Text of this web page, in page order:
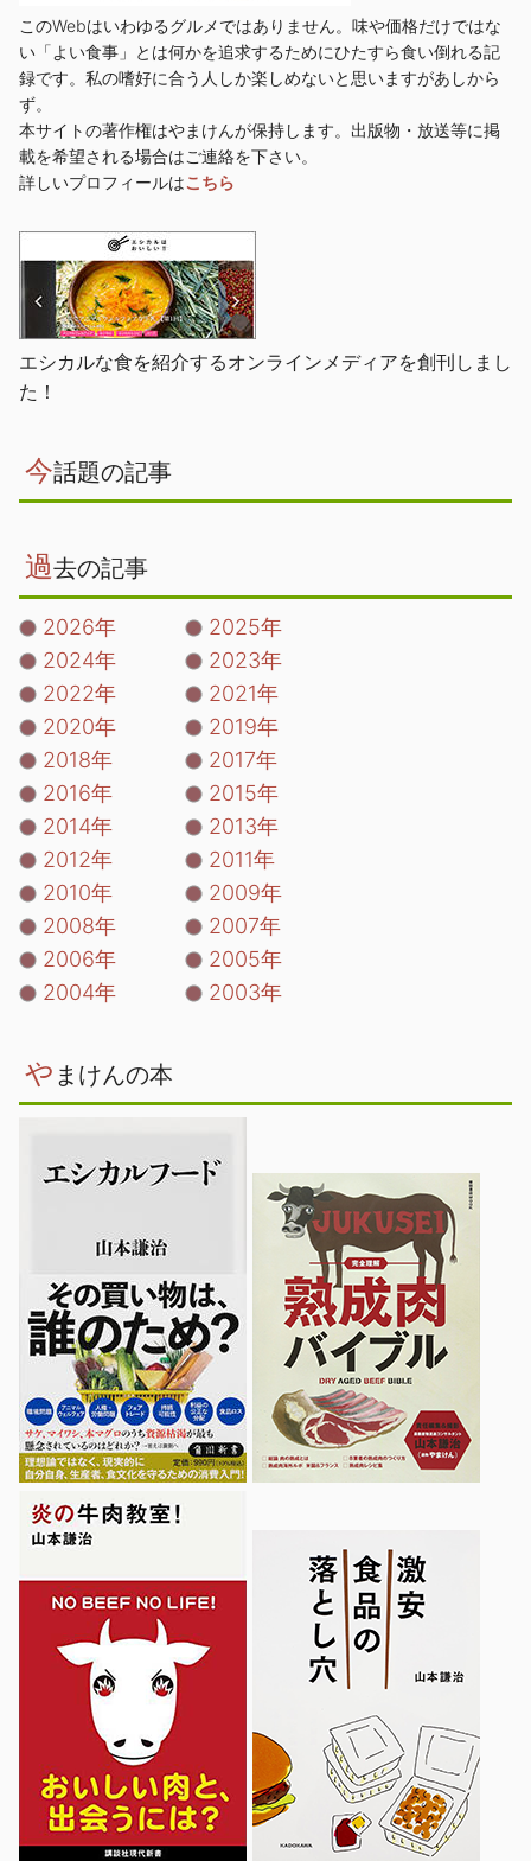
このWebはいわゆるグルメではありません。味や価格だけではな
い「よい食事」とは何かを追求するためにひたすら食い倒れる記
録です。私の嗜好に合う人しか楽しめないと思いますがあしから
ず。
本サイトの著作権はやまけんが保持します。出版物・放送等に掲
載を希望される場合はご連絡を下さい。
詳しいプロフィールはこちら
エシカルな食を紹介するオンラインメディアを創刊しまし
た！
今話題の記事
過去の記事
2026年
2025年
2024年
2023年
2022年
2021年
2020年
2019年
2018年
2017年
2016年
2015年
2014年
2013年
2012年
2011年
2010年
2009年
2008年
2007年
2006年
2005年
2004年
2003年
や まけんの本